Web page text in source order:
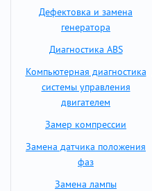
Дефектовка и замена
генератора
Диагностика ABS
Компьютерная диагностика
системы управления
двигателем
Замер компрессии
Замена датчика положения
фаз
Замена лампы